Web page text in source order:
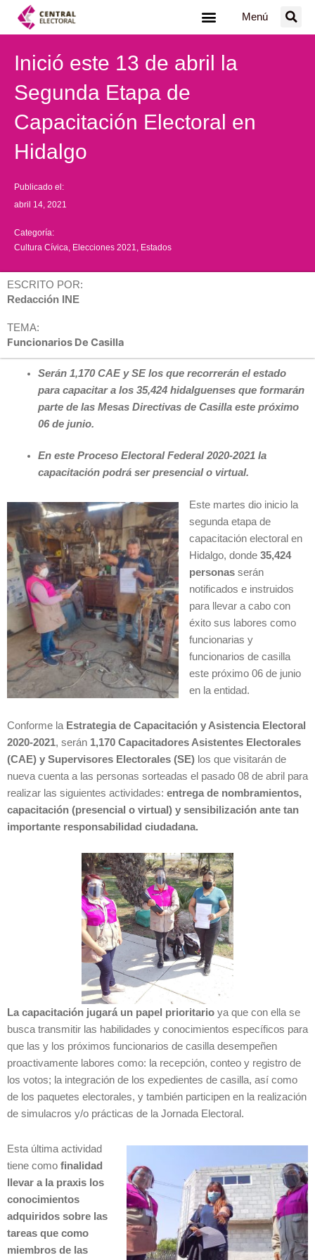
Menú
Inició este 13 de abril la
Segunda Etapa de
Capacitación Electoral en
Hidalgo
Publicado el:
abril 14, 2021
Categoría:
Cultura Cívica Elecciones 2021 Estados
ESCRITO POR:
Redacción INE
TEMA:
Funcionarios De Casilla
Serán 1,170 CAE y SE los que recorrerán el estado
para capacitar a los 35,424 hidalguenses que formarán
parte de las Mesas Directivas de Casilla este próximo
06 de junio.
En este Proceso Electoral Federal 2020-2021 la
capacitación podrá ser presencial o virtual.
Este martes dio inicio la
segunda etapa de
capacitación electoral en
Hidalgo, donde 35,424
personas serán
notificados e instruidos
para llevar a cabo con
éxito sus labores como
funcionarias y
funcionarios de casilla
este próximo 06 de junio
en la entidad.
Conforme la Estrategia de Capacitación y Asistencia Electoral
2020-2021, serán 1,170 Capacitadores Asistentes Electorales
(CAE) y Supervisores Electorales (SE) los que visitarán de
nueva cuenta a las personas sorteadas el pasado 08 de abril para
realizar las siguientes actividades: entrega de nombramientos,
capacitación (presencial o virtual) y sensibilización ante tan
importante responsabilidad ciudadana.
La capacitación jugará un papel prioritario ya que con ella se
busca transmitir las habilidades y conocimientos específicos para
que las y los próximos funcionarios de casilla desempeñen
proactivamente labores como: la recepción, conteo y registro de
los votos; la integración de los expedientes de casilla, así como
de los paquetes electorales, y también participen en la realización
de simulacros y/o prácticas de la Jornada Electoral.
Esta última actividad
tiene como finalidad
llevar a la praxis los
conocimientos
adquiridos sobre las
tareas que como
miembros de las